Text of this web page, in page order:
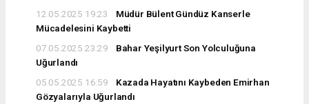
12.05.2025 19:23
Müdür Bülent Gündüz Kanserle
Mücadelesini Kaybetti
07.05.2025 23:29
Bahar Yeşilyurt Son Yolculuğuna
Uğurlandı
05.05.2025 16:59
Kazada Hayatını Kaybeden Emirhan
Gözyalarıyla Uğurlandı